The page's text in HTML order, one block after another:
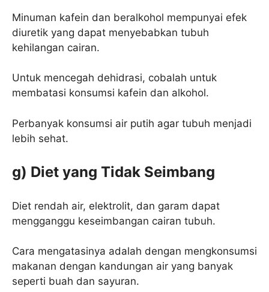
Minuman kafein dan beralkohol mempunyai efek
diuretik yang dapat menyebabkan tubuh
kehilangan cairan.
Untuk mencegah dehidrasi, cobalah untuk
membatasi konsumsi kafein dan alkohol.
Perbanyak konsumsi air putih agar tubuh menjadi
lebih sehat.
g) Diet yang Tidak Seimbang
Diet rendah air, elektrolit, dan garam dapat
mengganggu keseimbangan cairan tubuh.
Cara mengatasinya adalah dengan mengkonsumsi
makanan dengan kandungan air yang banyak
seperti buah dan sayuran.